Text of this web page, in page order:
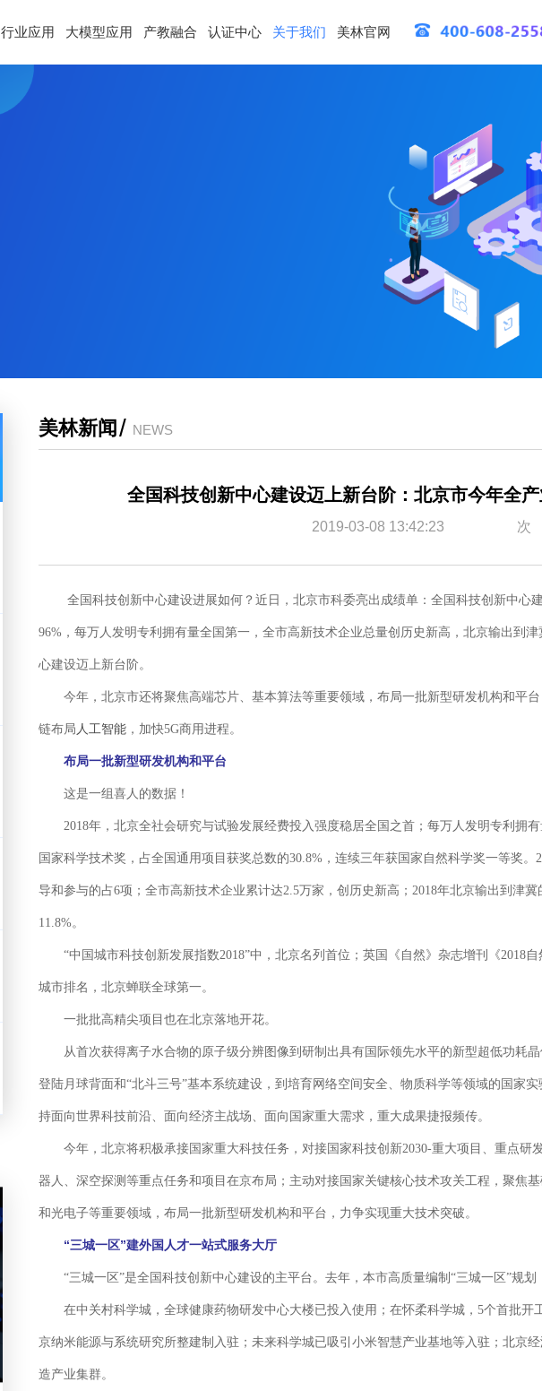
行业应用 大模型应用 产教融合 认证中心 关于我们 美林官网
美林新闻 / NEWS
全国科技创新中心建设迈上新台阶：北京市今年全
2019-03-08 13:42:23 次
全国科技创新中心建设进展如何？近日，北京市科委亮出成绩单：全国科技创新中心建
96%，每万人发明专利拥有量全国第一，全市高新技术企业总量创历史新高，北京输出到
心建设迈上新台阶。
今年，北京市还将聚焦高端芯片、基本算法等重要领域，布局一批新型研发机构和平台
链布局 人工智能 ，加快5G商用进程。
布局一批新型研发机构和平台
这是一组喜人的数据！
2018年，北京全社会研究与试验发展经费投入强度稳居全国之首；每万人发明专利拥有
国家科学技术奖，占全国通用项目获奖总数的30.8%，连续三年获国家自然科学奖一等奖。
导和参与的占6项；全市高新技术企业累计达2.5万家，创历史新高；2018年北京输出到津
11.8%。
“中国城市科技创新发展指数2018”中，北京名列首位；英国《自然》杂志增刊《2018自
城市排名，北京蝉联全球第一。
一批批高精尖项目也在北京落地开花。
从首次获得离子水合物的原子级分辨图像到研制出具有国际领先水平的新型超低功耗晶
登陆月球背面和“北斗三号”基本系统建设，到培育网络空间安全、物质科学等领域的国家
持面向世界科技前沿、面向经济主战场、面向国家重大需求，重大成果捷报频传。
今年，北京将积极承接国家重大科技任务，对接国家科技创新2030-重大项目、重点研
器人、深空探测等重点任务和项目在京布局；主动对接国家关键核心技术攻关工程，聚焦
和光电子等重要领域，布局一批新型研发机构和平台，力争实现重大技术突破。
“三城一区”建外国人才一站式服务大厅
“三城一区”是全国科技创新中心建设的主平台。去年，本市高质量编制“三城一区”规划
在中关村科学城，全球健康药物研发中心大楼已投入使用；在怀柔科学城，5个首批开
京纳米能源与系统研究所整建制入驻；未来科学城已吸引小米智慧产业基地等入驻；北京
造产业集群。